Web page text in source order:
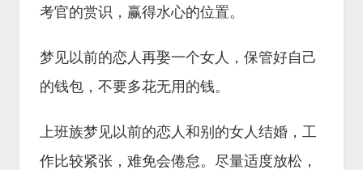
考官的赏识，赢得水心的位置。
梦见以前的恋人再娶一个女人，保管好自己
的钱包，不要多花无用的钱。
上班族梦见以前的恋人和别的女人结婚，工
作比较紧张，难免会倦怠。尽量适度放松，